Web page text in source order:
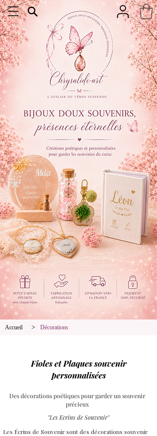
Accueil > Décorations
Fioles et Plaques souvenir
personnalisées
Des décorations poétiques pour garder un souvenir
précieux
"Les Ecrins de Souvenir"
Les Écrins de Souvenir sont des décorations souvenir